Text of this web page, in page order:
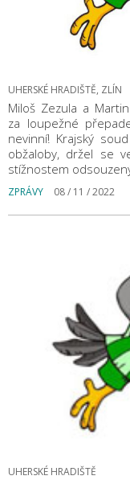
UHERSKÉ HRADIŠTĚ, ZLÍN
Miloš Zezula a
za loupežné
nevinní! Krajský
obžaloby, držel se
stížnostem
ZPRÁVY 08 / 11 / 2022
UHERSKÉ HRADIŠTĚ